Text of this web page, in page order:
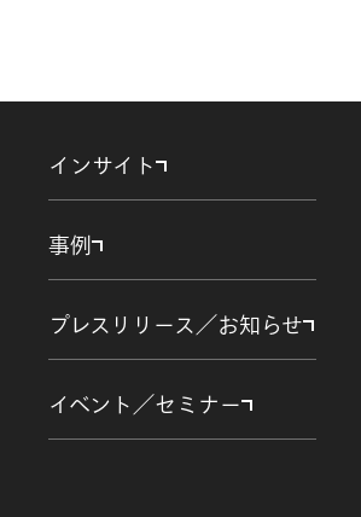
インサイト
事例
プレスリリース／お知らせ
イベント／セミナー